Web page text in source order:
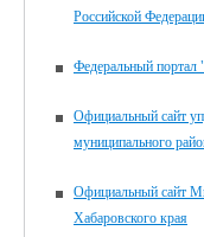
Российской
Федеральный портал
Официальный сайт
муниципального
Официальный сайт
Хабаровского края